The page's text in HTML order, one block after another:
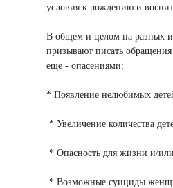
условия к рождению и
В общем и целом на разных
призывают писать
еще - опасениями:
* Появление нелюбимых
* Увеличение количества
* Опасность для жизни и/
* Возможные суициды